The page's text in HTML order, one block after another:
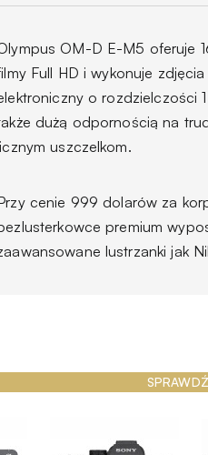
OM-D E-M5 oferuje
Full HD i wykonuje
o rozdzielczości
dużą odpornością na
uszczelkom.
cenie 999 dolarów za
premium
lustrzanki jak